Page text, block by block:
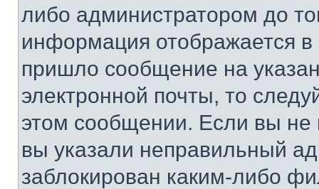
либо администратором до
информация отображается
пришло сообщение на
электронной почты, то
этом сообщении. Если вы
вы указали неправильный
заблокирован каким-либо